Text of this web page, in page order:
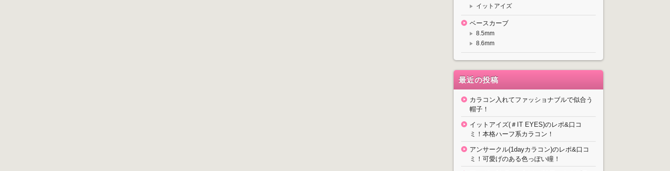
イットアイズ
ベースカーブ
8.5mm
8.6mm
最近の投稿
カラコン入れてファッショナブルで似合う
帽子！
イットアイズ(＃IT EYES)のレポ&口コ
ミ！本格ハーフ系カラコン！
アンサークル(1dayカラコン)のレポ&口コ
ミ！可愛げのある色っぽい瞳！